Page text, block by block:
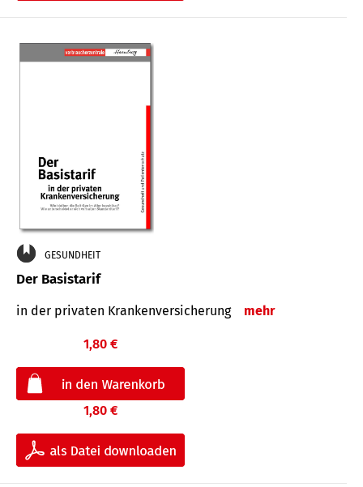
GESUNDHEIT
Der Basistarif
in der privaten Kran­ken­ver­siche­rung mehr
1,80 €
1,80 €